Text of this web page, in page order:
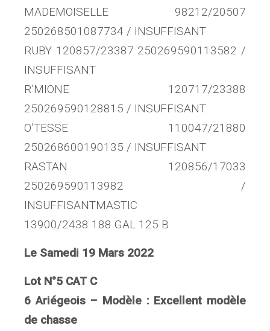
MADEMOISELLE 98212/20507
250268501087734 / INSUFFISANT
RUBY 120857/23387 250269590113582 /
INSUFFISANT
R’MIONE 120717/23388
250269590128815 / INSUFFISANT
O’TESSE 110047/21880
250268600190135 / INSUFFISANT
RASTAN 120856/17033
250269590113982 /
INSUFFISANTMASTIC
13900/2438 188 GAL 125 B
Le Samedi 19 Mars 2022
Lot N°5 CAT C
6 Ariégeois – Modèle : Excellent modèle
de chasse